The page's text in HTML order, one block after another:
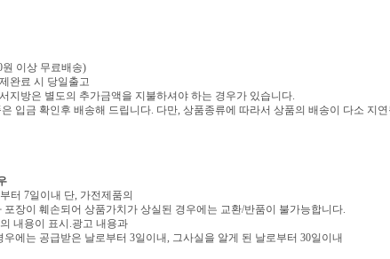
원 이상 무료배송)
완료 시 당일출고
지방은 별도의 추가금액을 지불하셔야 하는 경우가 있습니다.
입금 확인후 배송해 드립니다. 다만, 상품종류에 따라서 상품의 배송이 다소 지
터 7일이내 단, 가전제품의
장이 훼손되어 상품가치가 상실된 경우에는 교환/반품이 불가능합니다.
내용이 표시.광고 내용과
에는 공급받은 날로부터 3일이내, 그사실을 알게 된 날로부터 30일이내